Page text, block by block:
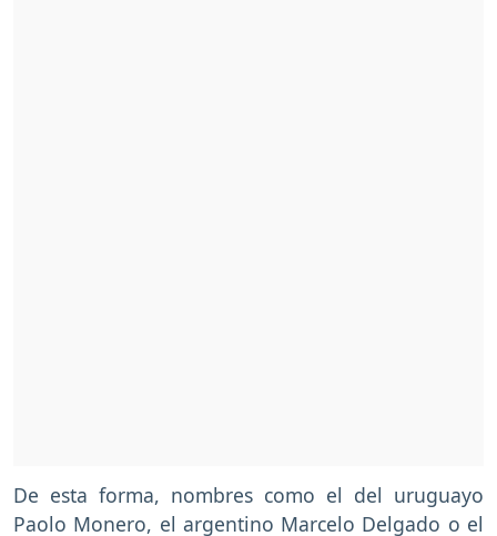
De esta forma, nombres como el del uruguayo
Paolo Monero, el argentino Marcelo Delgado o el